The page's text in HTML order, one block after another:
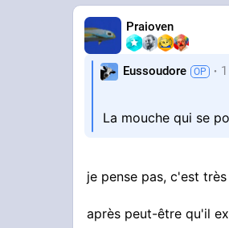
Praioven
Eussoudore
La mouche qui se
je pense pas, c'est
après peut-être qu'il